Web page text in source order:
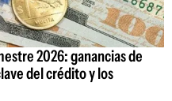
2026: ganancias de
del crédito y los